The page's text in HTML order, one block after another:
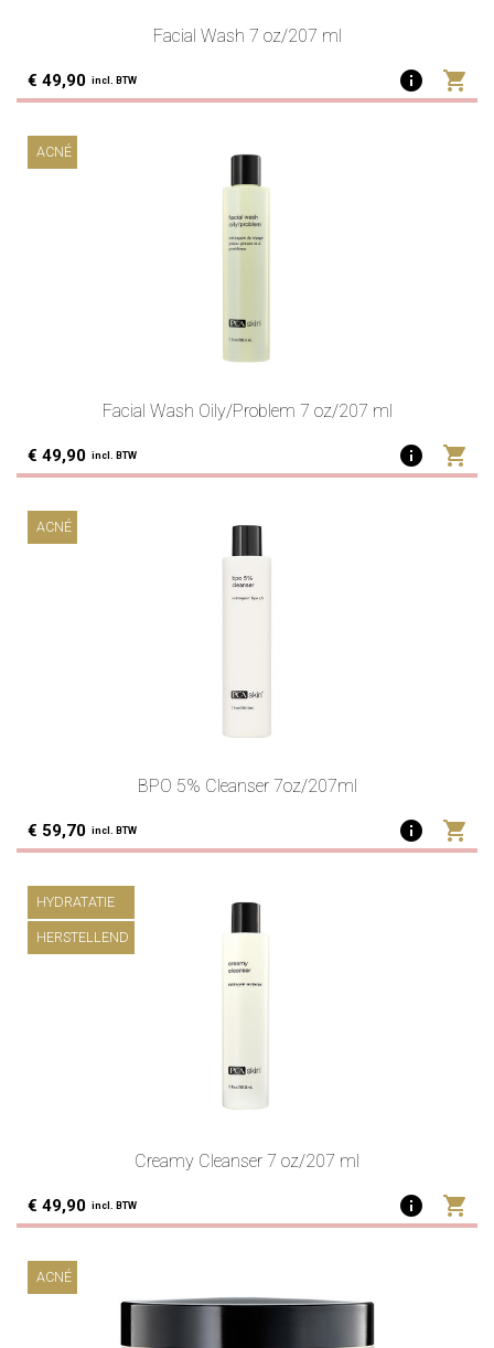
Facial Wash 7 oz/207 ml
€ 49,90 incl. BTW info shopping_cart
ACNÉ
Facial Wash Oily/Problem 7 oz/207 ml
€ 49,90 incl. BTW info shopping_cart
ACNÉ
BPO 5% Cleanser 7oz/207ml
€ 59,70 incl. BTW info shopping_cart
HYDRATATIE
HERSTELLEND
Creamy Cleanser 7 oz/207 ml
€ 49,90 incl. BTW info shopping_cart
ACNÉ